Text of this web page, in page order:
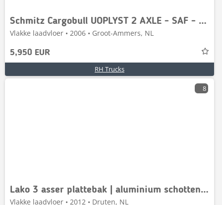
Schmitz Cargobull UOPLYST 2 AXLE - SAF - TRAILER
Vlakke laadvloer • 2006 • Groot-Ammers, NL
5,950 EUR
RH Trucks
8
Lako 3 asser plattebak | aluminium schotten | 30 ton |
Vlakke laadvloer • 2012 • Druten, NL